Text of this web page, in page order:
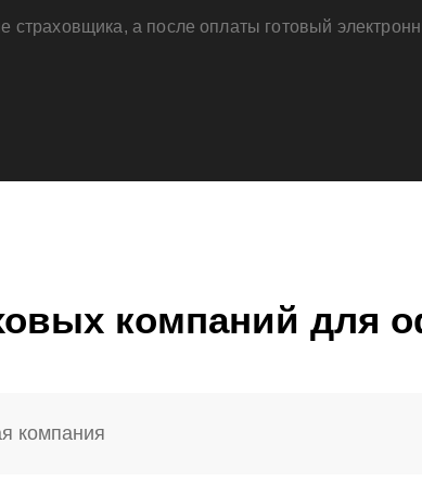
страховщика, а после оплаты готовый
компаний
компания